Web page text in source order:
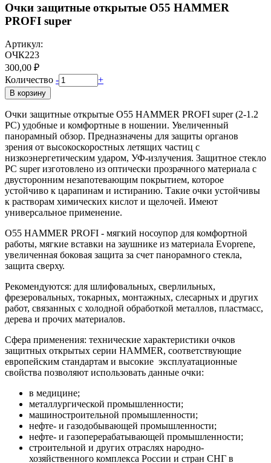
Очки защитные открытые О55 HAMMER
PROFI super
Артикул:
ОЧК223
300,00 ₽
Количество - +
В корзину
Очки защитные открытые О55 HAMMER PROFI super (2-1.2
PC) удобные и комфортные в ношении. Увеличенный
панорамный обзор. Предназначены для защиты органов
зрения от высокоскоростных летящих частиц с
низкоэнергетическим ударом, УФ-излучения. Защитное стекло
РС super изготовлено из оптически прозрачного материала с
двусторонним незапотевающим покрытием, которое
устойчиво к царапинам и истиранию. Такие очки устойчивы
к растворам химических кислот и щелочей. Имеют
универсальное применение.
О55 HAMMER PROFI - мягкий носоупор для комфортной
работы, мягкие вставки на заушнике из материала Evoprene,
увеличенная боковая защита за счет панорамного стекла,
защита сверху.
Рекомендуются: для шлифовальных, сверлильных,
фрезеровальных, токарных, монтажных, слесарных и других
работ, связанных с холодной обработкой металлов, пластмасс,
дерева и прочих материалов.
Сфера применения: технические характеристики очков
защитных открытых серии HAMMER, соответствующие
европейским стандартам и высокие эксплуатационные
свойства позволяют использовать данные очки:
в медицине;
металлургической промышленности;
машиностроительной промышленности;
нефте- и газодобывающей промышленности;
нефте- и газоперерабатывающей промышленности;
строительной и других отраслях народно-
хозяйственного комплекса России и стран СНГ в